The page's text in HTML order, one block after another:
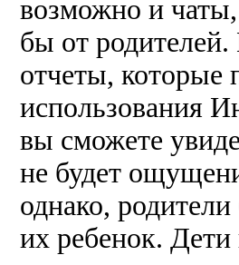
возможно и
бы от
отчеты, которые
использования
вы сможете
не будет
однако,
их ребенок.